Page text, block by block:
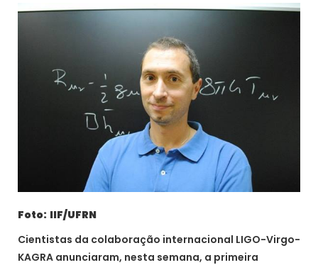
Foto: IIF/UFRN
Cientistas da colaboração internacional LIGO-Virgo-
KAGRA anunciaram, nesta semana, a primeira